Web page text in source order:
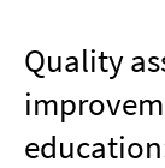
Quality